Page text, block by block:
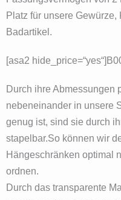
Platz für unsere
Badartikel.
[asa2
Durch ihre Abmessungen
nebeneinander in unsere
genug ist, sind sie durch
stapelbar.So können wir
Hängeschränken optimal
ordnen.
Durch das transparente